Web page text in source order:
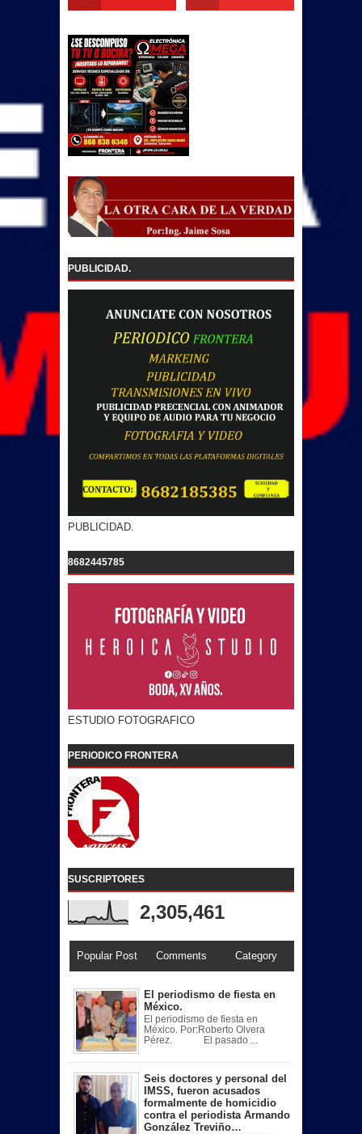
PUBLICIDAD.
PUBLICIDAD.
8682445785
ESTUDIO FOTOGRAFICO
PERIODICO FRONTERA
SUSCRIPTORES
2,305,461
Popular Post Comments Category
El periodismo de fiesta en
México.
El periodismo de fiesta en
México. Por:Roberto Olvera
Pérez. El pasado ...
Seis doctores y personal del
IMSS, fueron acusados
formalmente de homicidio
contra el periodista Armando
González Treviño…